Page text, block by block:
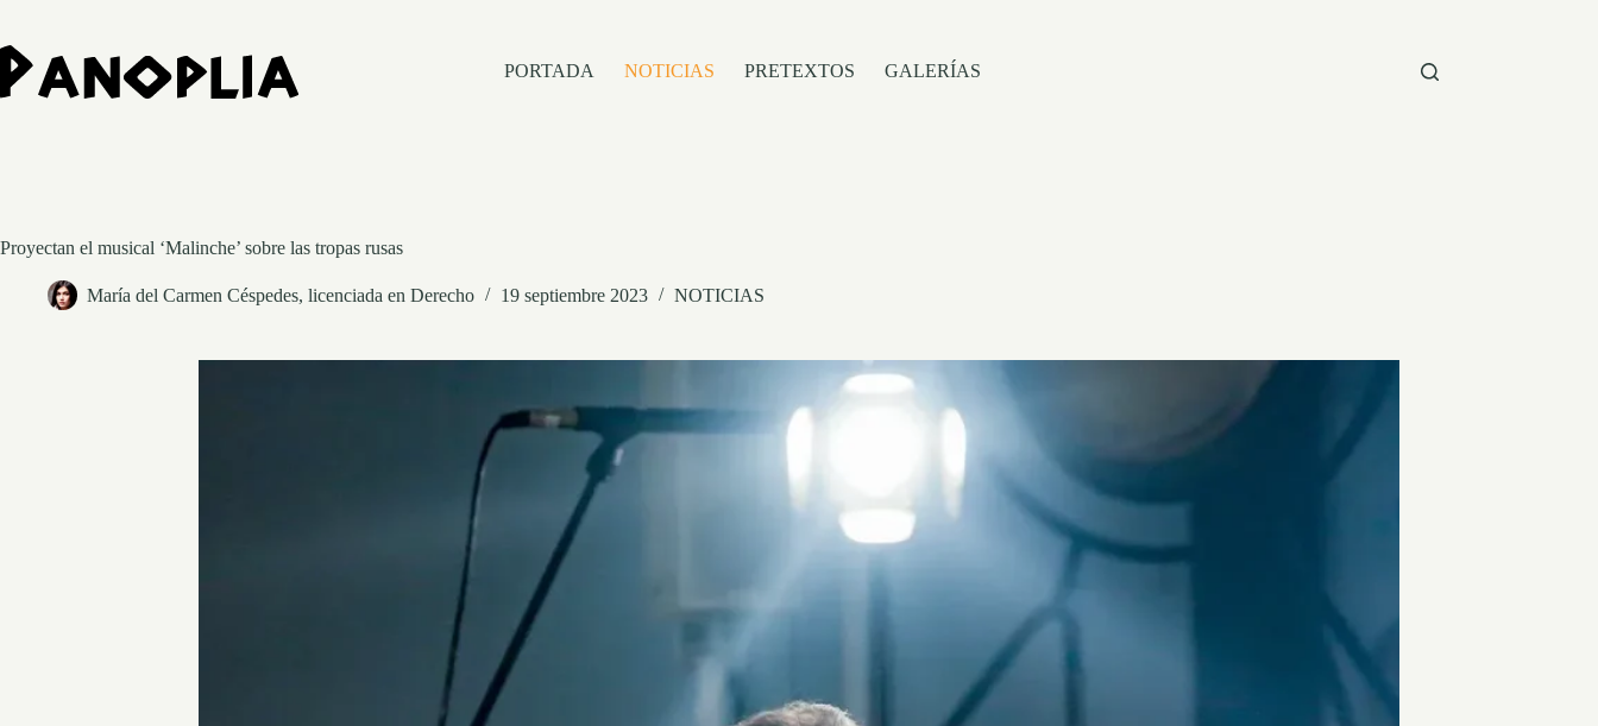
contenido
PORTADA
NOTICIAS PRETEXTOS GALERÍAS
Proyectan el musical ‘Malinche’ sobre las tropas rusas
María del Carmen Céspedes, licenciada en Derecho 19 septiembre 2023 NOTICIAS